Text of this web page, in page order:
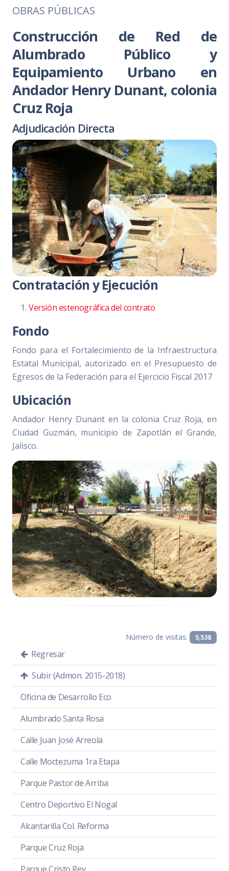
OBRAS PÚBLICAS
Construcción de Red de
Alumbrado Público y
Equipamiento Urbano en
Andador Henry Dunant, colonia
Cruz Roja
Adjudicación Directa
Contratación y Ejecución
Versión estenográfica del contrato
Fondo
Fondo para el Fortalecimiento de la Infraestructura
Estatal Municipal, autorizado en el Presupuesto de
Egresos de la Federación para el Ejercicio Fiscal 2017
Ubicación
Andador Henry Dunant en la colonia Cruz Roja, en
Ciudad Guzmán, municipio de Zapotlán el Grande,
Jalisco.
Número de visitas: 5,538
Regresar
Subir (Admon. 2015-2018)
Oficina de Desarrollo Eco
Alumbrado Santa Rosa
Calle Juan José Arreola
Calle Moctezuma 1ra Etapa
Parque Pastor de Arriba
Centro Deportivo El Nogal
Alcantarilla Col. Reforma
Parque Cruz Roja